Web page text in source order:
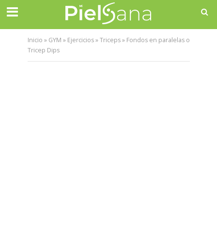
Inicio » GYM » Ejercicios»Triceps» Fondos en paralelas o
Tricep Dips